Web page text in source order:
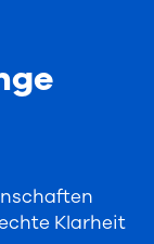
Klarheit